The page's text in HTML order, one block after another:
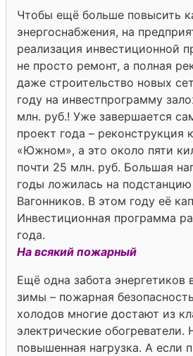
Чтобы ещё больше повысить
энергоснабжения, на
реализация инвестиционной
не просто ремонт, а полная
даже строительство новых
году на инвестпрограмму
млн. руб.! Уже завершается
проект года – реконструкция
«Южном», а это около пяти
почти 25 млн. руб. Большая
годы ложилась на
Вагонников. В этом году её
Инвестиционная программа
года.
На всякий пожарный
Ещё одна забота энергетиков
зимы – пожарная
холодов многие достают из
электрические обогреватели.
повышенная нагрузка. А если